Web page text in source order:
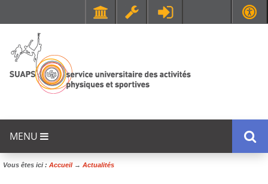
MENU
Vous êtes ici : Accueil→ Actualités